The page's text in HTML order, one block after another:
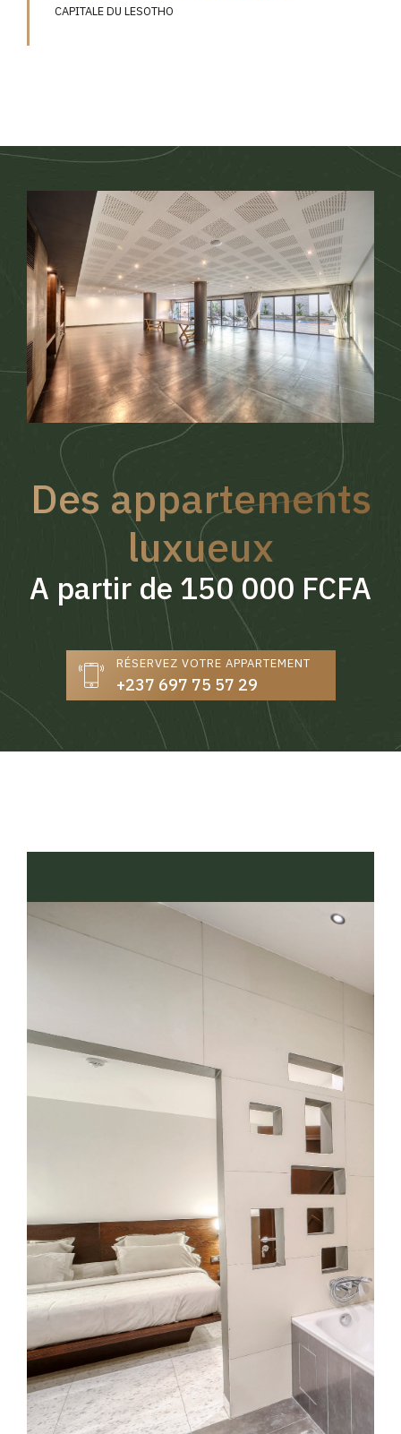
CAPITALE DU LESOTHO
Des appartements
luxueux
A partir de 150 000 FCFA
RÉSERVEZ VOTRE APPARTEMENT
+237 697 75 57 29